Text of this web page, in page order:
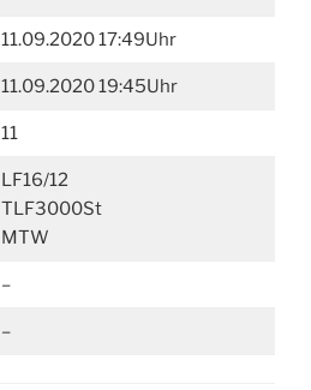
11.09.2020 17:49Uhr
11.09.2020 19:45Uhr
11
LF16/12
TLF3000St
MTW
–
–